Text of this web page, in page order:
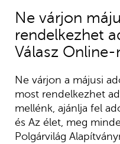
Ne várjon
rendelkezhet
Válasz Online-
Ne várjon a májusi
most rendelkezhet
mellénk, ajánlja fel
és Az élet, meg
Polgárvilág